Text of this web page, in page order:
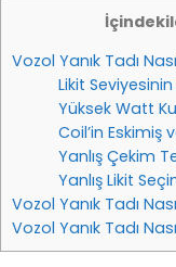
Vozol Yanık Tadı
Likit
Yüksek Watt
Coil’in Eskimiş
Yanlış Çekim
Yanlış Likit
Vozol Yanık Tadı
Vozol Yanık Tadı